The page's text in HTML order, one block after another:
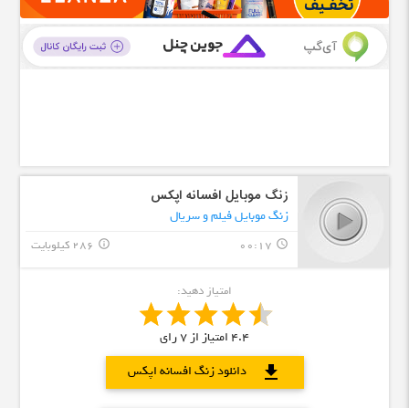
زنگ موبایل افسانه اپکس
زنگ موبایل فیلم و سریال
query_builder
00:17 286 کیلوبایت info_outline
امتیاز دهید:
4.4 امتیاز از7رای
دانلود زنگ افسانه اپکس
download